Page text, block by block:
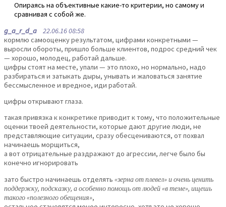
Опираясь на объективные какие-то критерии, но самому и
сравнивая с собой же.
g_a_r_d_a 22.06.16 08:58
кормлю самооценку результатом, цифрами конкретными —
выросли обороты, пришло больше клиентов, подрос средний чек
— хорошо, молодец, работай дальше.
цифры стоят на месте, упали — это плохо, но нормально, надо
разбираться и затыкать дыры, унывать и жаловаться занятие
бессмысленное и вредное, иди работай.
цифры открывают глаза.
такая привязка к конкретике приводит к тому, что положительные
оценки твоей деятельности, которые дают другие люди, не
представляющие ситуации, сразу обесцениваются, от похвал
начинаешь морщиться,
а вот отрицательные раздражают до агрессии, легче было бы
конечно игнорировать
зато быстро начинаешь отделять «зерна от плевел» и очень ценить
поддержку, подсказку, а особенно помощь от людей «в теме», ищешь
такого «полезного обещения»,